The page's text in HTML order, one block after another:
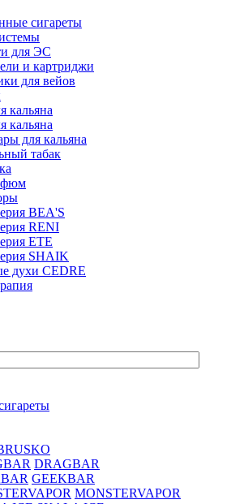
сигареты
для ЭС
и картриджи
для вейов
кальяна
кальяна
для кальяна
табак
BEA'S
RENI
ETE
SHAIK
духи CEDRE
DRAGBAR
GEEKBAR
MONSTERVAPOR